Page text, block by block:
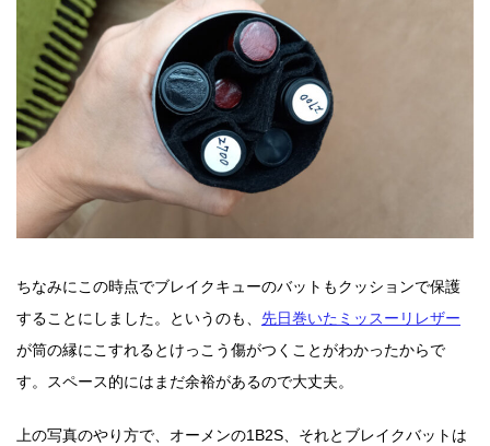
ちなみにこの時点でブレイクキューのバットもクッションで保護
することにしました。というのも、 先日巻いたミッスーリレザー
が筒の縁にこすれるとけっこう傷がつくことがわかったからで
す。スペース的にはまだ余裕があるので大丈夫。
上の写真のやり方で、オーメンの1B2S、それとブレイクバットは